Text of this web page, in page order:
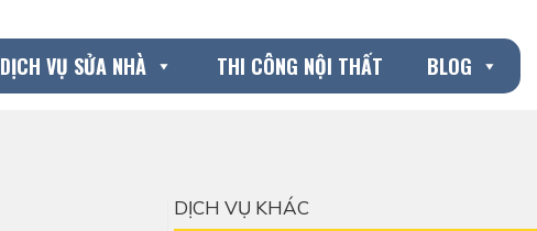
DỊCH VỤ SỬA NHÀ THI CÔNG NỘI THẤT BLOG
DỊCH VỤ KHÁC